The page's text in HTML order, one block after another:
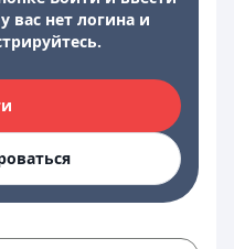
вас нет логина и